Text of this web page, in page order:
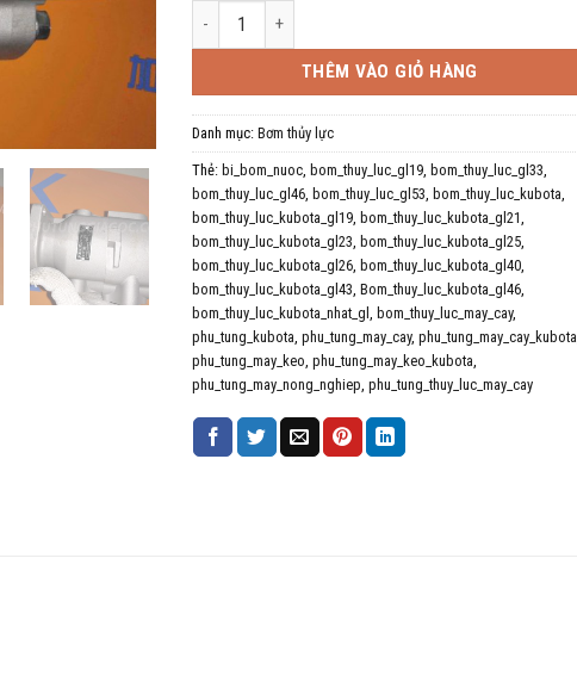
Bơm Thủy Lực Kubota GL số lượng
THÊM VÀO GIỎ HÀNG
Danh mục: Bơm thủy lực
Thẻ: bi_bom_nuoc, bom_thuy_luc_gl19, bom_thuy_luc_gl33
bom_thuy_luc_gl46, bom_thuy_luc_gl53 bom_thuy_luc_kubota
bom_thuy_luc_kubota_gl19, bom_thuy_luc_kubota_gl21
bom_thuy_luc_kubota_gl23 bom_thuy_luc_kubota_gl25,
bom_thuy_luc_kubota_gl26, bom_thuy_luc_kubota_gl40,
bom_thuy_luc_kubota_gl43 Bom_thuy_luc_kubota_gl46,
bom_thuy_luc_kubota_nhat_gl bom_thuy_luc_may_cay,
phu_tung_kubota phu_tung_may_cay, phu_tung_may_cay_kubota
phu_tung_may_keo phu_tung_may_keo_kubota
phu_tung_may_nong_nghiep phu_tung_thuy_luc_may_cay